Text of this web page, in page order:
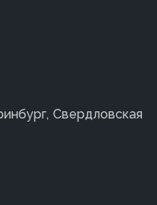
Свердловская